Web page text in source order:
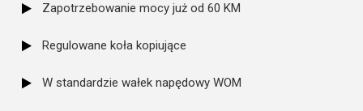
Zapotrzebowanie mocy już od 60 KM
Regulowane koła kopiujące
W standardzie wałek napędowy WOM